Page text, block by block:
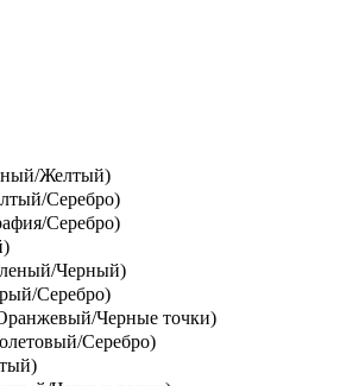
Желтый)
Серебро)
Серебро)
Черный)
Серебро)
Черные точки)
Серебро)